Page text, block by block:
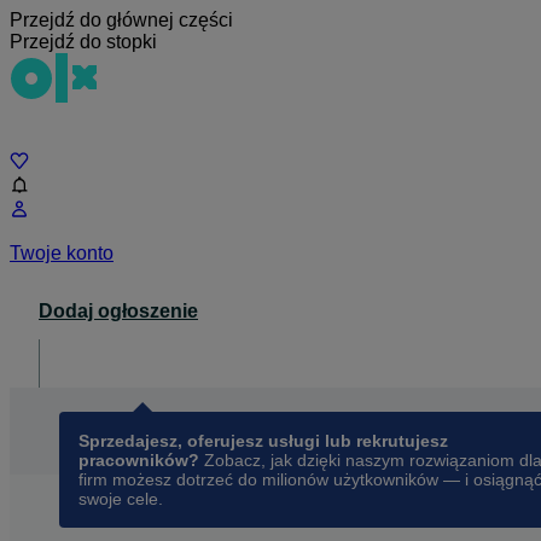
Przejdź do głównej części
Przejdź do stopki
Twoje konto
Dodaj ogłoszenie
Sprzedajesz, oferujesz usługi lub rekrutujesz
pracowników? Zobacz, jak dzięki naszym rozwiązaniom dla
firm możesz dotrzeć do milionów użytkowników — i osiągnąć
swoje cele.